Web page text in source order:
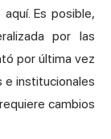
Es posible,
por las
por última vez
e institucionales
cambios